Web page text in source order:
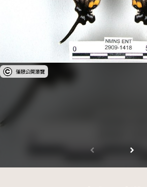
受著作權法保護-僅限於本平台有限度公開瀏覽